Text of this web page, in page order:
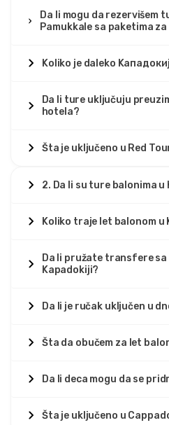
Da li mogu da rezervišem
Pamukkale sa paketima
Koliko je daleko
Da li ture uključuju
hotela?
Šta je uključeno u Red
2. Da li su ture balonima
Koliko traje let balonom u
Da li pružate transfere
Kapadokiji?
Da li je ručak uključen u
Šta da obučem za let
Da li deca mogu da se
Šta je uključeno u